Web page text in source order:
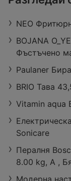
NEO
BOJANA
Фъстъчено
Paulaner
BRIO Тава
Vitamin aqua
Sonicare
Пералня
8.00 kg, A ,
Модерна